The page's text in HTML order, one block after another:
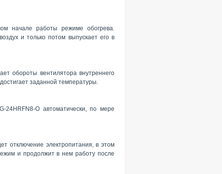
начале работы режиме обогрева.
и только потом выпускает его в
обороты вентилятора внутреннего
заданной температуры.
24HRFN8-O автоматически, по мере
отключение электропитания, в этом
и продолжит в нем работу после